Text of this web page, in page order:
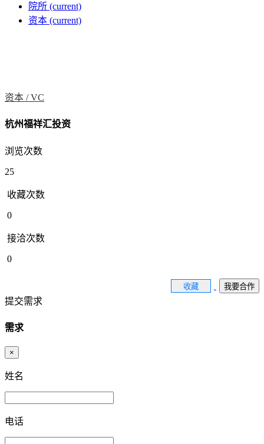
院所 (current)
资本 (current)
资本 /VC
杭州福祥汇投资
浏览次数
25
收藏次数
0
接洽次数
0
收藏 我要合作
提交需求
需求
×
姓名
电话